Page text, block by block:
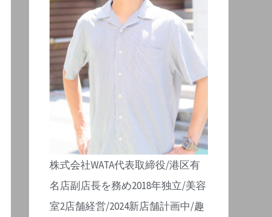
株式会社WATA代表取締役/港区有
名店副店長を務め2018年独立/美容
室2店舗経営/2024新店舗計画中/趣